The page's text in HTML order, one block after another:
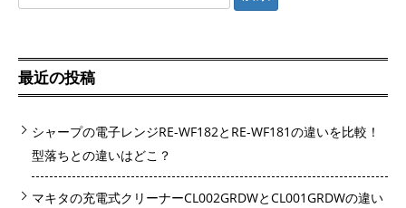
索:
最近の投稿
シャープの電子レンジRE-WF182とRE-WF181の違いを比較！
型落ちとの違いはどこ？
マキタの充電式クリーナーCL002GRDWとCL001GRDWの違い